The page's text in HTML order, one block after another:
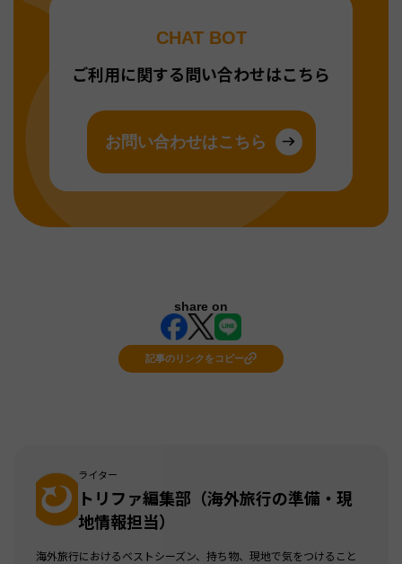
CHAT BOT
ご利用に関する問い合わせはこちら
お問い合わせはこちら
share on
記事のリンクをコピー
ライター
トリファ編集部（海外旅行の準備・現
地情報担当）
海外旅行におけるベストシーズン、持ち物、現地で気をつけること